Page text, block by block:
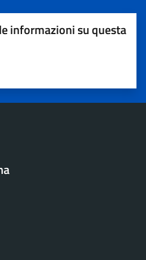
informazioni su questa
su 5
su 5